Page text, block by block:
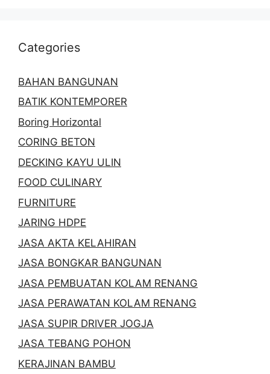
Categories
BAHAN BANGUNAN
BATIK KONTEMPORER
Boring Horizontal
CORING BETON
DECKING KAYU ULIN
FOOD CULINARY
FURNITURE
JARING HDPE
JASA AKTA KELAHIRAN
JASA BONGKAR BANGUNAN
JASA PEMBUATAN KOLAM RENANG
JASA PERAWATAN KOLAM RENANG
JASA SUPIR DRIVER JOGJA
JASA TEBANG POHON
KERAJINAN BAMBU